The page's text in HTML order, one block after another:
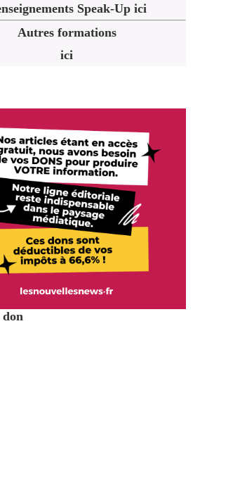
Speak-Up ici
Autres formations
ici